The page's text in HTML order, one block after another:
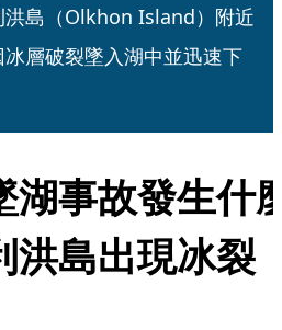
洪島（Olkhon Island）附近
層破裂墜入湖中並迅速下
湖事故發生什
洪島出現冰裂